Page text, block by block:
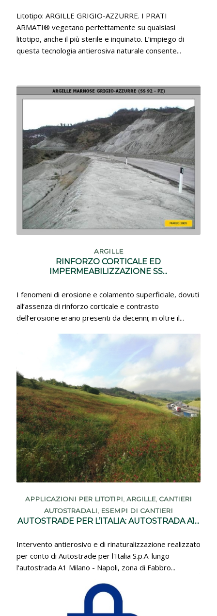
Litotipo: ARGILLE GRIGIO-AZZURRE. I PRATI
ARMATI® vegetano perfettamente su qualsiasi
litotipo, anche il più sterile e inquinato. L’impiego di
questa tecnologia antierosiva naturale consente...
ARGILLE
RINFORZO CORTICALE ED
IMPERMEABILIZZAZIONE SS...
I fenomeni di erosione e colamento superficiale, dovuti
all’assenza di rinforzo corticale e contrasto
dell’erosione erano presenti da decenni; in oltre il...
APPLICAZIONI PER LITOTIPI, ARGILLE, CANTIERI
AUTOSTRADALI, ESEMPI DI CANTIERI
AUTOSTRADE PER L’ITALIA: AUTOSTRADA A1...
Intervento antierosivo e di rinaturalizzazione realizzato
per conto di Autostrade per l'Italia S.p.A. lungo
l'autostrada A1 Milano - Napoli, zona di Fabbro...